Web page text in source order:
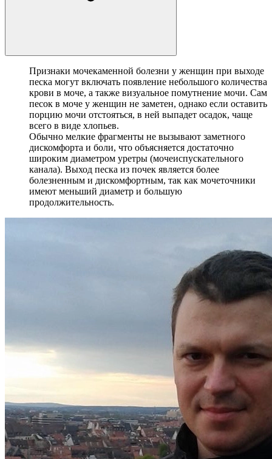
Признаки мочекаменной болезни у женщин при выходе
песка могут включать появление небольшого количества
крови в моче, а также визуальное помутнение мочи. Сам
песок в моче у женщин не заметен, однако если оставить
порцию мочи отстояться, в ней выпадет осадок, чаще
всего в виде хлопьев.
Обычно мелкие фрагменты не вызывают заметного
дискомфорта и боли, что объясняется достаточно
широким диаметром уретры (мочеиспускательного
канала). Выход песка из почек является более
болезненным и дискомфортным, так как мочеточники
имеют меньший диаметр и большую
продолжительность.